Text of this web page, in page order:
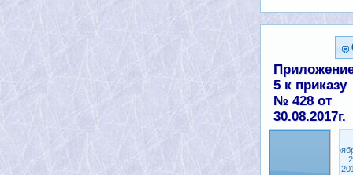
5 к приказу
№ 428 от
30.08.2017г.